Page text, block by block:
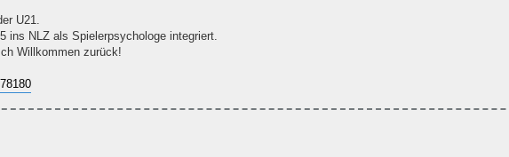
U21.
ins NLZ als Spielerpsychologe integriert.
Willkommen zurück!